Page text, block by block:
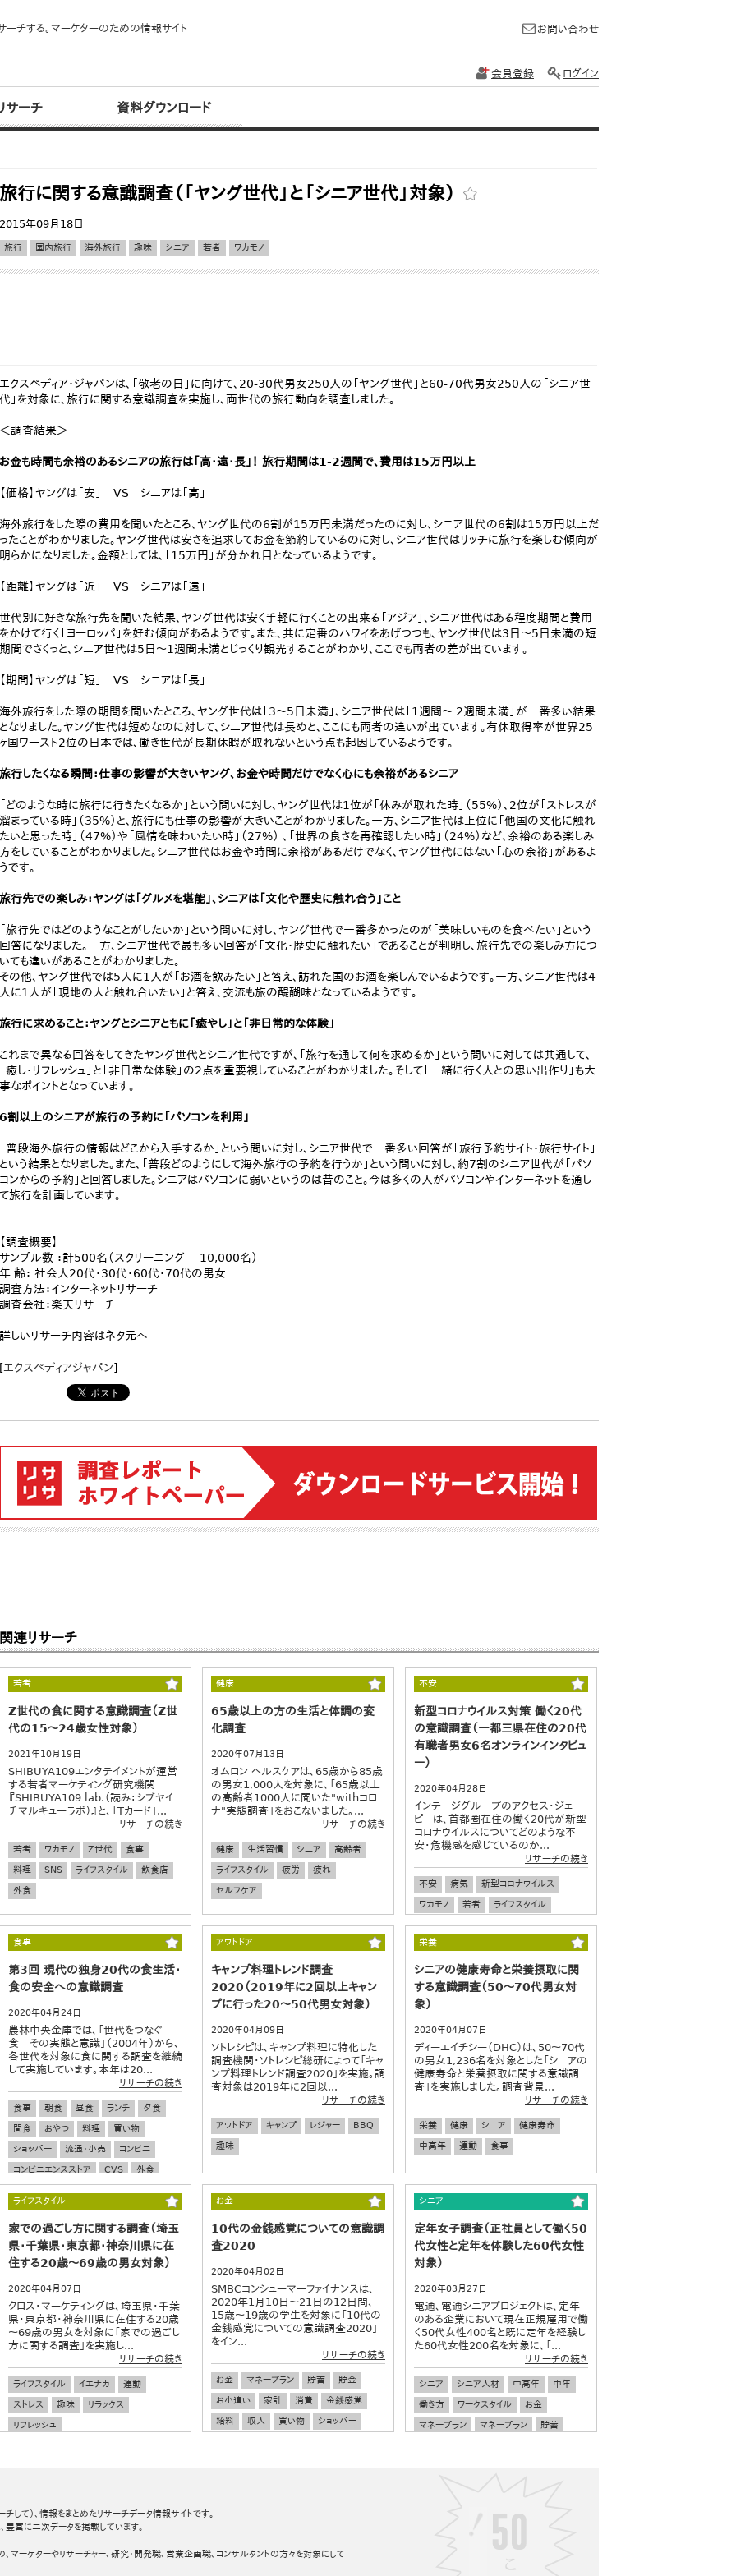
ーチする。マーケターのための情報サイト
サーチ 資料ダウンロード
お問い合わせ
会員登録 ログイン
旅行に関する意識調査（「ヤング世代」と「シニア世代」対象）
2015年09月18日
旅行 国内旅行 海外旅行 趣味 シニア 若者 ワカモノ
エクスペディア・ジャパンは、「敬老の日」に向けて、20-30代男女250人の「ヤング世代」と60-70代男女250人の「シニア世
代」を対象に、旅行に関する意識調査を実施し、両世代の旅行動向を調査しました。
＜調査結果＞
お金も時間も余裕のあるシニアの旅行は「高・遠・長」！ 旅行期間は1-2週間で、費用は15万円以上
【価格】ヤングは「安」 VS シニアは「高」
海外旅行をした際の費用を聞いたところ、ヤング世代の6割が15万円未満だったのに対し、シニア世代の6割は15万円以上だ
ったことがわかりました。ヤング世代は安さを追求してお金を節約しているのに対し、シニア世代はリッチに旅行を楽しむ傾向が
明らかになりました。金額としては、「15万円」が分かれ目となっているようです。
【距離】ヤングは「近」 VS シニアは「遠」
世代別に好きな旅行先を聞いた結果、ヤング世代は安く手軽に行くことの出来る「アジア」、シニア世代はある程度期間と費用
をかけて行く「ヨーロッパ」を好む傾向があるようです。また、共に定番のハワイをあげつつも、ヤング世代は3日～5日未満の短
期間でさくっと、シニア世代は5日～1週間未満とじっくり観光することがわかり、ここでも両者の差が出ています。
【期間】ヤングは「短」 VS シニアは「長」
海外旅行をした際の期間を聞いたところ、ヤング世代は「3～5日未満」、シニア世代は「1週間～ 2週間未満」が一番多い結果
となりました。ヤング世代は短めなのに対して、シニア世代は長めと、ここにも両者の違いが出ています。有休取得率が世界25
ヶ国ワースト2位の日本では、働き世代が長期休暇が取れないという点も起因しているようです。
旅行したくなる瞬間：仕事の影響が大きいヤング、お金や時間だけでなく心にも余裕があるシニア
「どのような時に旅行に行きたくなるか」という問いに対し、ヤング世代は1位が「休みが取れた時」（55%）、2位が「ストレスが
溜まっている時」（35%）と、旅行にも仕事の影響が大きいことがわかりました。一方、シニア世代は上位に「他国の文化に触れ
たいと思った時」（47%）や「風情を味わいたい時」（27%） 、「世界の良さを再確認したい時」（24%）など、余裕のある楽しみ
方をしていることがわかりました。シニア世代はお金や時間に余裕があるだけでなく、ヤング世代にはない「心の余裕」があるよ
うです。
旅行先での楽しみ：ヤングは「グルメを堪能」、シニアは「文化や歴史に触れ合う」こと
「旅行先ではどのようなことがしたいか」という問いに対し、ヤング世代で一番多かったのが「美味しいものを食べたい」という
回答になりました。一方、シニア世代で最も多い回答が「文化・歴史に触れたい」であることが判明し、旅行先での楽しみ方につ
いても違いがあることがわかりました。
その他、ヤング世代では5人に1人が「お酒を飲みたい」と答え、訪れた国のお酒を楽しんでいるようです。一方、シニア世代は4
人に1人が「現地の人と触れ合いたい」と答え、交流も旅の醍醐味となっているようです。
旅行に求めること：ヤングとシニアともに「癒やし」と「非日常的な体験」
これまで異なる回答をしてきたヤング世代とシニア世代ですが、「旅行を通して何を求めるか」という問いに対しては共通して、
「癒し・リフレッシュ」と「非日常な体験」の2点を重要視していることがわかりました。そして「一緒に行く人との思い出作り」も大
事なポイントとなっています。
6割以上のシニアが旅行の予約に「パソコンを利用」
「普段海外旅行の情報はどこから入手するか」という問いに対し、シニア世代で一番多い回答が「旅行予約サイト・旅行サイト」
という結果となりました。また、「普段どのようにして海外旅行の予約を行うか」という問いに対し、約7割のシニア世代が「パソ
コンからの予約」と回答しました。シニアはパソコンに弱いというのは昔のこと。今は多くの人がパソコンやインターネットを通し
て旅行を計画しています。
【調査概要】
サンプル数 ：計500名（スクリーニング 10,000名）
年 齢： 社会人20代・30代・60代・70代の男女
調査方法：インターネットリサーチ
調査会社：楽天リサーチ
詳しいリサーチ内容はネタ元へ
[エクスペディアジャパン]
関連リサーチ
若者
Z世代の食に関する意識調査（Z世
代の15～24歳女性対象）
2021年10月19日
SHIBUYA109エンタテイメントが運営
する若者マーケティング研究機関
『SHIBUYA109 lab.（読み：シブヤイ
チマルキューラボ）』と、「Tカード」...
リサーチの続き
若者 ワカモノ Z世代
食事
料理
SNS ライフスタイル
飲食店
外食
健康
65歳以上の方の生活と体調の変
化調査
2020年07月13日
オムロン ヘルスケアは、65歳から85歳
の男女1,000人を対象に、「65歳以上
の高齢者1000人に聞いた"withコロ
ナ"実態調査」をおこないました。...
リサーチの続き
健康 生活習慣 シニア
高齢者
ライフスタイル
疲労
疲れ
セルフケア
不安
新型コロナウイルス対策 働く20代
の意識調査（一都三県在住の20代
有職者男女6名オンラインインタビュ
ー）
2020年04月28日
インテージグループのアクセス・ジェー
ピーは、首都圏在住の働く20代が新型
コロナウイルスについてどのような不
安・危機感を感じているのか...
リサーチの続き
不安 病気
新型コロナウイルス
ワカモノ
若者 ライフスタイル
食事
第3回 現代の独身20代の食生活・
食の安全への意識調査
2020年04月24日
農林中央金庫では、「世代をつなぐ
食 その実態と意識」（2004年）から、
各世代を対象に食に関する調査を継続
して実施しています。本年は20...
リサーチの続き
食事 朝食 昼食 ランチ
夕食
間食
おやつ 料理
買い物
ショッパー
流通・小売
コンビニ
コンビニエンスストア
CVS
外食
食生活
若者 ワカモノ
アウトドア
キャンプ料理トレンド調査
2020（2019年に2回以上キャン
プに行った20～50代男女対象）
2020年04月09日
ソトレシピは、キャンプ料理に特化した
調査機関・ソトレシピ総研によって「キャ
ンプ料理トレンド調査2020」を実施。調
査対象は2019年に2回以...
リサーチの続き
アウトドア キャンプ レジャー
BBQ
趣味
栄養
シニアの健康寿命と栄養摂取に関
する意識調査（50～70代男女対
象）
2020年04月07日
ディーエイチシー（DHC）は、50～70代
の男女1,236名を対象とした「シニアの
健康寿命と栄養摂取に関する意識調
査」を実施しました。調査背景...
リサーチの続き
栄養 健康 シニア
健康寿命
中高年
運動 食事
ライフスタイル
家での過ごし方に関する調査（埼玉
県・千葉県・東京都・神奈川県に在
住する20歳～69歳の男女対象）
2020年04月07日
クロス・マーケティングは、埼玉県・千葉
県・東京都・神奈川県に在住する20歳
～69歳の男女を対象に「家での過ごし
方に関する調査」を実施し...
リサーチの続き
ライフスタイル イエナカ
運動
ストレス
趣味
リラックス
リフレッシュ
お金
10代の金銭感覚についての意識調
査2020
2020年04月02日
SMBCコンシューマーファイナンスは、
2020年1月10日～21日の12日間、
15歳～19歳の学生を対象に「10代の
金銭感覚についての意識調査2020」
をイン...
リサーチの続き
お金 マネープラン 貯蓄
貯金
お小遣い
家計 消費
金銭感覚
給料
収入 買い物
ショッパー
シニア
定年女子調査（正社員として働く50
代女性と定年を体験した60代女性
対象）
2020年03月27日
電通、電通シニアプロジェクトは、定年
のある企業において現在正規雇用で働
く50代女性400名と既に定年を経験し
た60代女性200名を対象に、「...
リサーチの続き
シニア シニア人材 中高年
中年
働き方
ワークスタイル
お金
マネープラン
マネープラン
貯蓄
ダイバーシティ
女性のキャリア
して）、情報をまとめたリサーチデータ情報サイトです。
富に二次データを掲載しています。
マーケターやリサーチャー、研究・開発職、営業企画職、コンサルタントの方々を対象にして